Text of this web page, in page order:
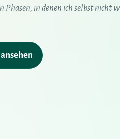
in denen ich selbst nicht